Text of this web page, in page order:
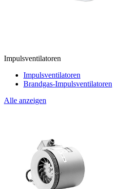
Impulsventilatoren
Impulsventilatoren
Brandgas-Impulsventilatoren
Alle anzeigen